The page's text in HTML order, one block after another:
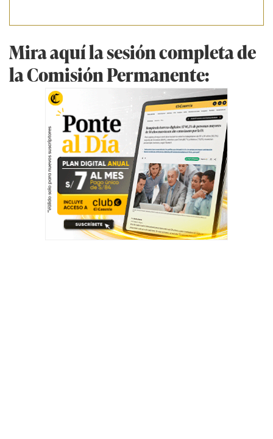
Mira aquí la sesión completa de
la Comisión Permanente: